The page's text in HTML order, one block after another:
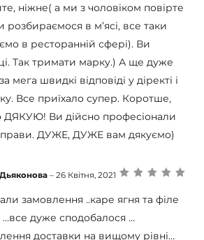
ніжне( а ми з чоловіком повірте
розбираємося в м’ясі, все таки
в ресторанній сфері). Ви
Так тримати марку.) А ще дуже
мега швидкі відповіді у діректі і
Все приїхало супер. Коротше,
ДЯКУЮ! Ви дійсно професіонали
ДУЖЕ, ДУЖЕ вам дякуємо)
5
– 26 Квітня, 2021
замовлення ..каре ягня та філе
…все дуже сподобалося …
доставки на вищому рівні…